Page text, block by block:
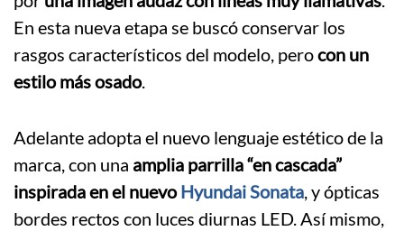
En esta nueva etapa se buscó conservar los
rasgos característicos del modelo, perocon un
estilo más osado.
Adelante adopta el nuevo lenguaje estético de la
marca, con una amplia parrilla “en cascada”
inspirada en el nuevoHyundai Sonata, y ópticas
bordes rectos con luces diurnas LED. Así mismo,